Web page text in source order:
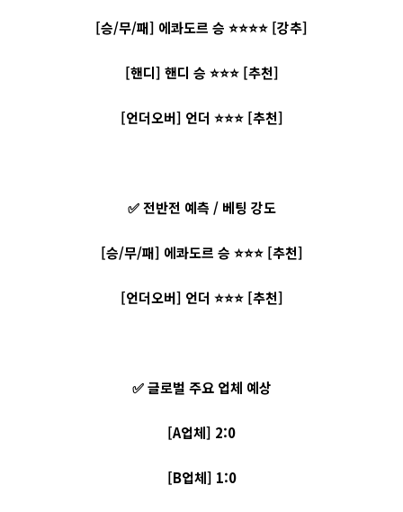
[승/무/패] 에콰도르 승 ⭐⭐⭐⭐ [강추]
[핸디] 핸디 승 ⭐⭐⭐ [추천]
[언더오버] 언더 ⭐⭐⭐ [추천]
✅ 전반전 예측 / 베팅 강도
[승/무/패] 에콰도르 승 ⭐⭐⭐ [추천]
[언더오버] 언더 ⭐⭐⭐ [추천]
✅ 글로벌 주요 업체 예상
[A업체] 2:0
[B업체] 1:0